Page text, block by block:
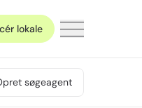
lokale
søgeagent